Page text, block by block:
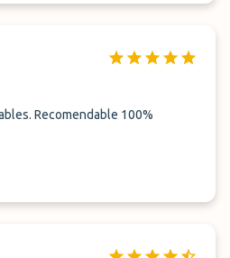
a chave do veículo, e na chegada
Recomendable 100%